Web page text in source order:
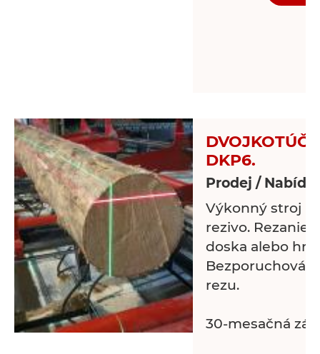
DKP6.
Prodej /
Výkonný stroj
rezivo. Rezanie
doska alebo
Bezporuchová
rezu.
30-mesačná